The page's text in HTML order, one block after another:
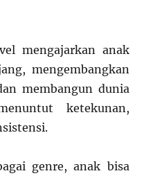
mengajarkan anak
mengembangkan
membangun dunia
ketekunan,
genre, anak bisa